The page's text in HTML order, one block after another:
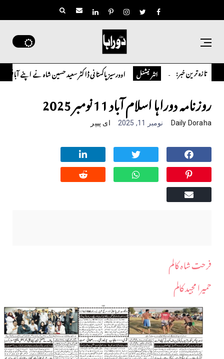
تازہ ترین خبر:
انٹر نیشنل اوورسیز پاکستانی ڈاکٹر سعید حسین شاہ نے اپنے آبائی مشترکہ زرعی رقبے
روزنامہ دوراہا اسلام آباد 11 نومبر 2025
Daily Doraha نومبر 11, 2025 ای پیپر
فرحت شاہ کالم
حمیرا مجید کالم